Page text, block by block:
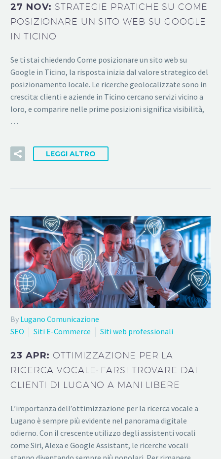
27 NOV: STRATEGIE PRATICHE SU COME
POSIZIONARE UN SITO WEB SU GOOGLE
IN TICINO
Se ti stai chiedendo Come posizionare un sito web su
Google in Ticino, la risposta inizia dal valore strategico del
posizionamento locale. Le ricerche geolocalizzate sono in
crescita: clienti e aziende in Ticino cercano servizi vicino a
loro, e comparire nelle prime posizioni significa visibilità,
…
LEGGI ALTRO
By Lugano Comunicazione
SEO
Siti E-Commerce Siti web professionali
23 APR:OTTIMIZZAZIONE PER LA
RICERCA VOCALE: FARSI TROVARE DAI
CLIENTI DI LUGANO A MANI LIBERE
L’importanza dell’ottimizzazione per la ricerca vocale a
Lugano è sempre più evidente nel panorama digitale
odierno. Con il crescente utilizzo degli assistenti vocali
come Siri, Alexa e Google Assistant, le ricerche vocali